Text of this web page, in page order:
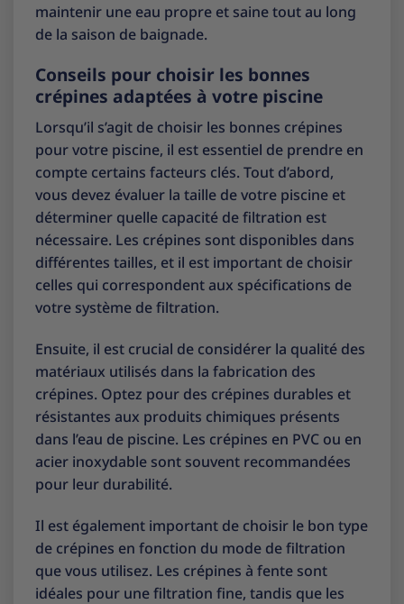
maintenir une eau propre et saine tout au long
de la saison de baignade.
Conseils pour choisir les bonnes
crépines adaptées à votre piscine
Lorsqu’il s’agit de choisir les bonnes crépines
pour votre piscine, il est essentiel de prendre en
compte certains facteurs clés. Tout d’abord,
vous devez évaluer la taille de votre piscine et
déterminer quelle capacité de filtration est
nécessaire. Les crépines sont disponibles dans
différentes tailles, et il est important de choisir
celles qui correspondent aux spécifications de
votre système de filtration.
Ensuite, il est crucial de considérer la qualité des
matériaux utilisés dans la fabrication des
crépines. Optez pour des crépines durables et
résistantes aux produits chimiques présents
dans l’eau de piscine. Les crépines en PVC ou en
acier inoxydable sont souvent recommandées
pour leur durabilité.
Il est également important de choisir le bon type
de crépines en fonction du mode de filtration
que vous utilisez. Les crépines à fente sont
idéales pour une filtration fine, tandis que les